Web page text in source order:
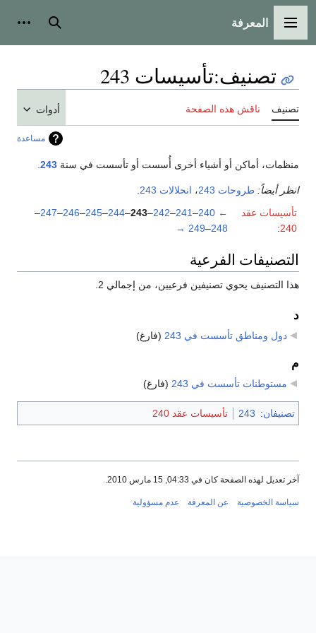
القائمة الرئيسية
المعرفة بحث
تصنيف:تأسيسات 243
تصنيف ناقش هذه الصفحة أدوات
مساعدة
منظمات، أماكن أو أشياء أخرى أُسست أو تأسست في سنة 243
انظر أيضاً: طروحات 243 ، انحلالات 243
تأسيسات عقد
240
:
←
240
–
241
–
242
–
243
–
244
–
245
–
246
–
247
–
248
–
249
→
التصنيفات الفرعية
هذا التصنيف يحوي تصنيفين فرعيين، من إجمالي 2.
د
دول ومناطق تأسست في 243 (فارغ)
م
مستوطنات تأسست في 243 (فارغ)
تصنيفان:
243 تأسيسات عقد 240
آخر تعديل لهذه الصفحة كان في 04:33, 15 مارس 2010.
سياسة الخصوصية عن المعرفة عدم مسؤولية